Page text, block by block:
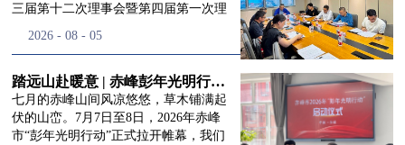
三届第十二次理事会暨第四届第一次理
徐滨先生；副理事长兼秘书长彭志兵先
生、李玲辉先生、郭启兴先生及梅鑫先
生，现场列席人员:监事孙海跃先生，联
合党支部书记曾层同志。本次会议由理
事长徐滨主持，会议出席人数超过理事
2026 - 08 - 05
踏远山赴暖意 | 赤峰彭年光明行动启程，入户回访接住乡亲眼底的光亮
七月的赤峰山间风凉悠悠，草木铺满起
伏的山峦。7月7日至8日，2026年赤峰
市“彭年光明行动”正式拉开帷幕，我们
们的行
动